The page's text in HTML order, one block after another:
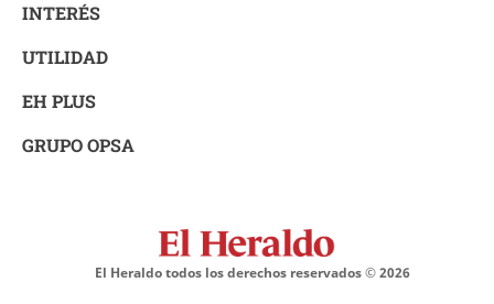
INTERÉS
UTILIDAD
EH PLUS
GRUPO OPSA
El Heraldo todos los derechos reservados ©2026